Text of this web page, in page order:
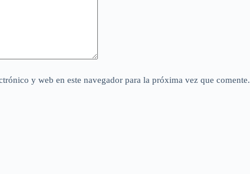
y web en este navegador para la próxima vez que comente.